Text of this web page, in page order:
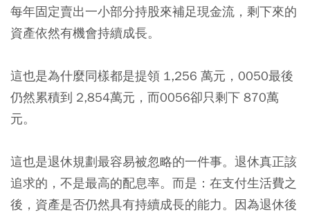
每年固定賣出一小部分持股來補足現金流，剩下來的
資產依然有機會持續成長。
這也是為什麼同樣都是提領 1,256 萬元，0050最後
仍然累積到 2,854萬元，而0056卻只剩下 870萬
元。
這也是退休規劃最容易被忽略的一件事。退休真正該
追求的，不是最高的配息率。而是：在支付生活費之
後，資產是否仍然具有持續成長的能力。因為退休後